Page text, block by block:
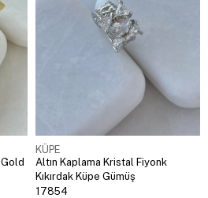
KÜPE
Altın Kaplama Kristal Fiyonk
Kıkırdak Küpe Gümüş
17854